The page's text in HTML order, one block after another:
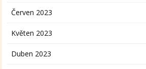
Červen 2023
Květen 2023
Duben 2023